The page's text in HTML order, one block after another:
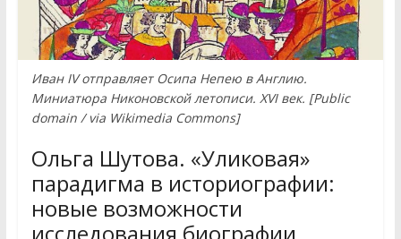
Иван IV отправляет Осипа Непею в Англию.
Миниатюра Никоновской летописи. XVI век. [Public
domain / via Wikimedia Commons]
Ольга Шутова. «Уликовая»
парадигма в историографии:
новые возможности